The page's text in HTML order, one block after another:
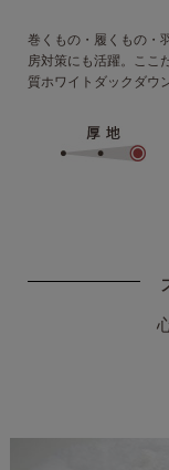
巻くもの・履くもの・
房対策にも活躍。ここ
質ホワイトダックダウ